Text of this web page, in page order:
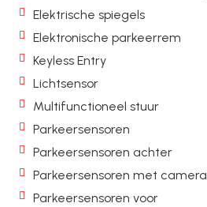
Elektrische spiegels
Elektronische parkeerrem
Keyless Entry
Lichtsensor
Multifunctioneel stuur
Parkeersensoren
Parkeersensoren achter
Parkeersensoren met camera
Parkeersensoren voor